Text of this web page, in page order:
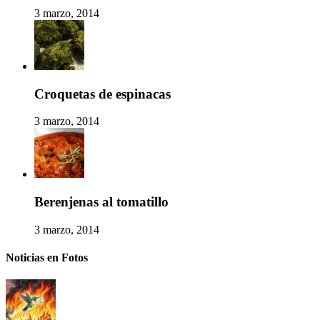
3 marzo, 2014
Croquetas de espinacas
3 marzo, 2014
Berenjenas al tomatillo
3 marzo, 2014
Noticias en Fotos